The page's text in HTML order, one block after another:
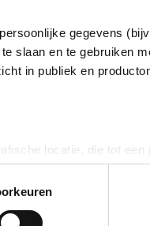
gegevens
slaan en te gebruiken
in publiek en
locatie, die tot
te scannen op
worden verwerkt en
in de